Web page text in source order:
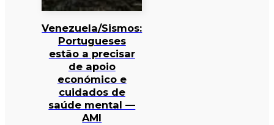
Venezuela/Sismos:
Portugueses
estão a precisar
de apoio
económico e
cuidados de
saúde mental —
AMI